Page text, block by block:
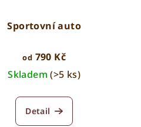
Sportovní auto
od 790 Kč
Skladem(>5 ks)
Detail